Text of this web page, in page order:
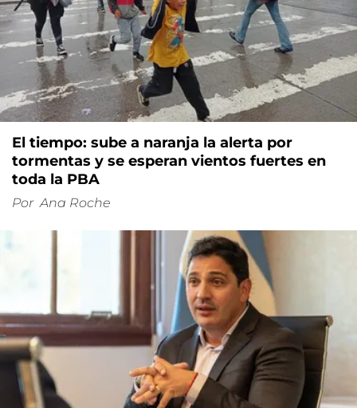
El tiempo: sube a naranja la alerta por
tormentas y se esperan vientos fuertes en
toda la PBA
Por Ana Roche